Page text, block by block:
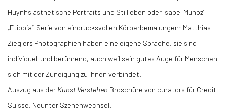
Huynhs ästhetische Portraits und Stillleben oder Isabel Munoz’
„Etiopia“-Serie von eindrucksvollen Körperbemalungen: Matthias
Zieglers Photographien haben eine eigene Sprache, sie sind
individuell und berührend, auch weil sein gutes Auge für Menschen
sich mit der Zuneigung zu ihnen verbindet.
Auszug aus der Kunst Verstehen Broschüre von curators für Credit
Suisse, Neunter Szenenwechsel.